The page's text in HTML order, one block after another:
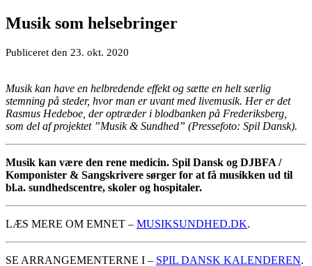
Musik som helsebringer
Publiceret den 23. okt. 2020
Musik kan have en helbredende effekt og sætte en helt særlig
stemning på steder, hvor man er uvant med livemusik. Her er det
Rasmus Hedeboe, der optræder i blodbanken på Frederiksberg,
som del af projektet ”Musik & Sundhed” (Pressefoto: Spil Dansk).
Musik kan være den rene medicin. Spil Dansk og DJBFA /
Komponister & Sangskrivere sørger for at få musikken ud til
bl.a. sundhedscentre, skoler og hospitaler.
LÆS MERE OM EMNET – MUSIKSUNDHED.DK.
SE ARRANGEMENTERNE I – SPIL DANSK KALENDEREN.